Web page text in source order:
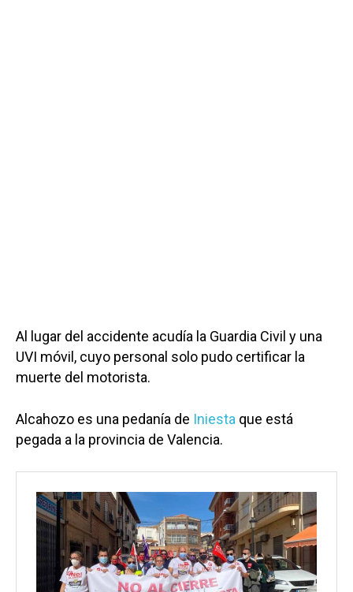
Al lugar del accidente acudía la Guardia Civil y una
UVI móvil, cuyo personal solo pudo certificar la
muerte del motorista.
Alcahozo es una pedanía de Iniesta que está
pegada a la provincia de Valencia.